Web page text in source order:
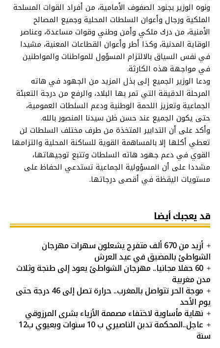
ونوه الوزير بجنود الصفوف الأمامية، من أفراد القوات المسلحة
الملكية ورجال وأعوان السلطات المحلية وجميع المصالح
الأمنية، من درك ملكي وأمن وطني وقوات مساعدة، وعناصر
الوقاية المدنية، وكذا أطر وأعوان القطاعات المعنية، مشيدا
في نفس السياق بالالتزام المسؤول للمواطنات والمواطنين
في مواجهة هذه الكارثة.
ودعا الوزير الجميع إلى بذل المزيد من الجهود في هاته
المرحلة الدقيقة التي تمر بها البلاد، والرفع من درجة التعبئة
الجماعية وتعزيز اللحمة الوطنية ودعم السلطات العمومية،
حتى يكون الجميع عند حسن ظن سيدنا المنصور بالله.
وأكد على أن التدابير المتخذة من طرف مختلف السلطات لن
تعطي أكلها إلا بالمساهمة القوية للساكنة المحلية والتزامها
القوي في دعم جهود هاته السلطات وتتبع توجيهاتها،
مشددا على أن المسؤولية الجماعية تستدعي الحفاظ على
مستويات اليقظة في أقصى درجاتها.
قد يعجبك أيضا
أزيد من 670 ألف متفرج يشعلون سهرات مهرجان
الشواطئ بالمضيق في عيد العرش
60 حفلا مجانيا.. مهرجان الشواطئ يعود إلى طنجة وثلاث
مدن مغربية
موجة الحر تتواصل بالمغرب.. حرارة تصل إلى 46 درجة حتى
يوم الأحد
نهاية مأساوية لاختفاء مصممة الأزياء بشرى المرزوقي
عاجل..المحكمة تدبن الناصيري ب 10 سنوات وبعيوي ب12
سنة